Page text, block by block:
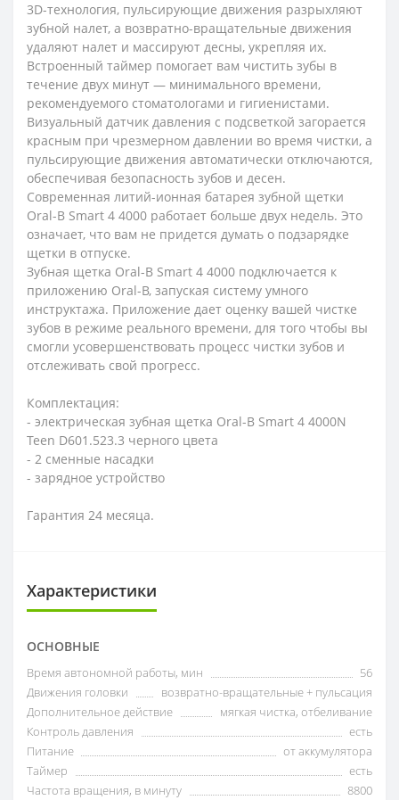
3D-технология, пульсирующие движения разрыхляют
зубной налет, а возвратно-вращательные движения
удаляют налет и массируют десны, укрепляя их.
Встроенный таймер помогает вам чистить зубы в
течение двух минут — минимального времени,
рекомендуемого стоматологами и гигиенистами.
Визуальный датчик давления с подсветкой загорается
красным при чрезмерном давлении во время чистки, а
пульсирующие движения автоматически отключаются,
обеспечивая безопасность зубов и десен.
Современная литий-ионная батарея зубной щетки
Oral-B Smart 4 4000 работает больше двух недель. Это
означает, что вам не придется думать о подзарядке
щетки в отпуске.
Зубная щетка Oral-B Smart 4 4000 подключается к
приложению Oral-B, запуская систему умного
инструктажа. Приложение дает оценку вашей чистке
зубов в режиме реального времени, для того чтобы вы
смогли усовершенствовать процесс чистки зубов и
отслеживать свой прогресс.
Комплектация:
- электрическая зубная щетка Oral-B Smart 4 4000N
Teen D601.523.3 черного цвета
- 2 сменные насадки
- зарядное устройство
Гарантия 24 месяца.
Характеристики
ОСНОВНЫЕ
Время автономной работы, мин
56
Движения головки
возвратно-вращательные + пульсация
Дополнительное действие
мягкая чистка, отбеливание
Контроль давления
есть
Питание
от аккумулятора
Таймер
есть
Частота вращения, в минуту
8800